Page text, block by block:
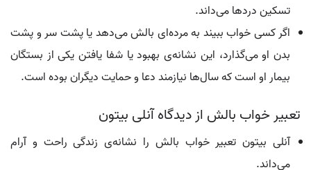
تسکین دردها می‌داند.
اگر کسی خواب ببیند به مرده‌ای بالش می‌دهد یا پشت سر و پشت
بدن او می‌گذارد، این نشانه‌ی بهبود یا شفا یافتن یکی از بستگان
بیمار او است که سال‌ها نیازمند دعا و حمایت دیگران بوده است.
تعبیر خواب بالش از دیدگاه آنلی بیتون
آنلی بیتون تعبیر خواب بالش را نشانه‌ی زندگی راحت و آرام
می‌داند.